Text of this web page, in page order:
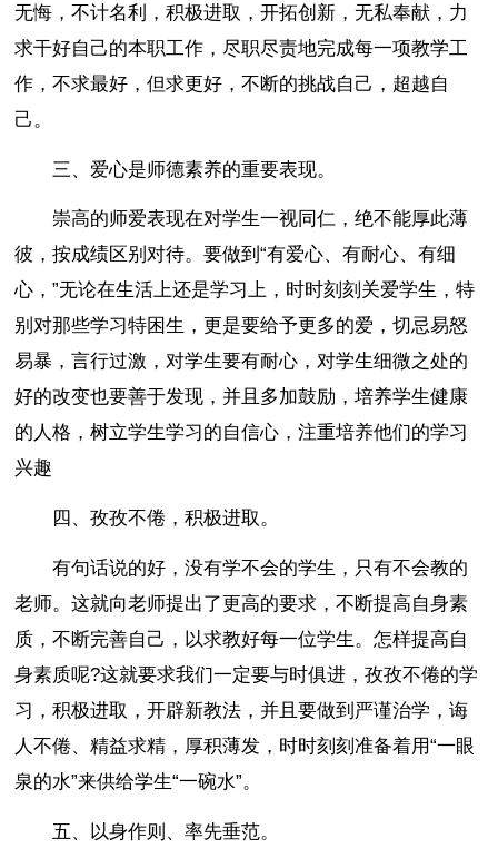
无悔，不计名利，积极进取，开拓创新，无私奉献，力
求干好自己的本职工作，尽职尽责地完成每一项教学工
作，不求最好，但求更好，不断的挑战自己，超越自
己。
三、爱心是师德素养的重要表现。
崇高的师爱表现在对学生一视同仁，绝不能厚此薄
彼，按成绩区别对待。要做到“有爱心、有耐心、有细
心，”无论在生活上还是学习上，时时刻刻关爱学生，特
别对那些学习特困生，更是要给予更多的爱，切忌易怒
易暴，言行过激，对学生要有耐心，对学生细微之处的
好的改变也要善于发现，并且多加鼓励，培养学生健康
的人格，树立学生学习的自信心，注重培养他们的学习
兴趣
四、孜孜不倦，积极进取。
有句话说的好，没有学不会的学生，只有不会教的
老师。这就向老师提出了更高的要求，不断提高自身素
质，不断完善自己，以求教好每一位学生。怎样提高自
身素质呢?这就要求我们一定要与时俱进，孜孜不倦的学
习，积极进取，开辟新教法，并且要做到严谨治学，诲
人不倦、精益求精，厚积薄发，时时刻刻准备着用“一眼
泉的水”来供给学生“一碗水”。
五、以身作则、率先垂范。